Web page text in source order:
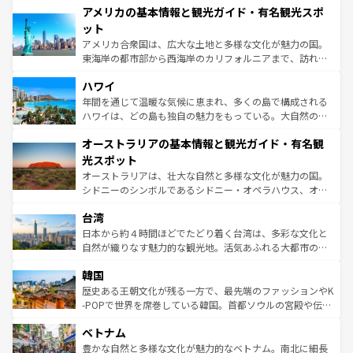
ンツ一覧を参照してほしい。
の建物がそのまま残る町や、スイスならではのユニークな
博物館もあり、アルプス観光だけでなく町歩きも満喫する
ことができる。国民の所得が高いため物価も高いが、旅行
者向けの交通パス提供のサービスもあり、うまく活用すれ
着のスイス情報は
アメリカの基本情報と観光ガイド・有名観光スポ
ット
アメリカ合衆国は、広大な土地と多様な文化が魅力の国。
東海岸の都市部から西海岸のカリフォルニアまで、訪れる
のような巨大都市は、観光、ショッピング、エンターテイ
ンメントが詰まった刺激的なスポットだ。一方、アメリカ
西部には大自然が広がり、グランドキャニオンやイエロー
部のニューオーリンズでは、音楽と美食が融合した独特の
文化が魅力。旅行者はアメリカの各地域で異なる魅力を楽
しみながら、その多様性と豊かな歴史を感じることができ
るだろう。車でのロードトリップや列車の旅も、アメリカ
情報は
ハワイ
年間を通じて温暖な気候に恵まれ、多くの島で構成される
ハワイは、どの島も独自の魅力をもっている。大自然の神
ワイ島は見逃せない。また、定番の観光地といえばオアフ
島だが、静かな自然を求めるならマウイ島やカウアイ島が
おすすめ。エメラルドグリーンに輝く海をはじめ、豊かな
文化や歴史が息づいている。「アロハスピリット」と呼ば
人々、おいしいローカルフードやハワイアンミュージッ
ク、伝統的なフラダンスなど、すべてがハワイの魅力を彩
っている。訪れるたびに新しい発見と感動が待っているハ
はコンテンツ一覧
オーストラリアの基本情報と観光ガイド・有名観
光スポット
オーストラリアは、壮大な自然と多様な文化が魅力の国。
シドニーのシンボルであるシドニー・オペラハウス、オー
リアリーフや大陸中央部にそびえるウルル（エアーズロッ
ク）、タスマニアの美しい原生林やケアンズの熱帯雨林な
ど、見どころがたくさん。また、カフェやワイン、オージ
いる。アクティビティも充実しており、サーフィンやダイ
ビング、ハイキングなど、アウトドア好きにはたまらな
い。オーストラリアの多彩な魅力を存分に味わいつくそ
参照してほしい。
台湾
日本から約４時間ほどでたどり着く台湾は、多彩な文化と
自然が織りなす魅力的な観光地。活気あふれる大都市の台
ン）、静ひつな山岳地帯である台湾東部など、都市の喧騒
と山間の静けさが共存しており、訪れる人に新しい発見と
驚きをもたらしてくれる。また、奥深い台湾の食文化も魅
容にもいいと評判のスイーツなど、バラエティ豊かな料理
が味わえる。 なお、新着の台湾情報は コンテンツ一覧を参
韓国
歴史ある王朝文化が残る一方で、最先端のファッションやK
-POPで世界を席巻している韓国。首都ソウルの宮殿や伝統
き、地方に足を延ばせば四季折々の自然美を楽しむことが
できる。そして、キムチや焼肉、絶品のストリートフード
ベトナム
豊かな自然と多様な文化が魅力的なベトナム。南北に細長